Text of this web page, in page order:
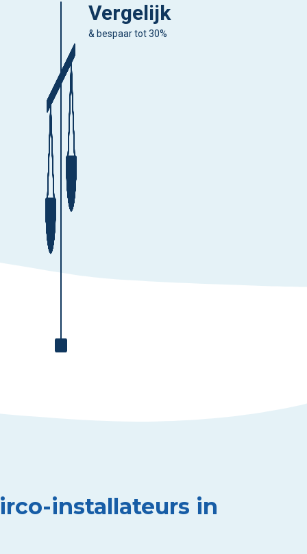
Vergelijk
& bespaar tot 30%
installateurs in